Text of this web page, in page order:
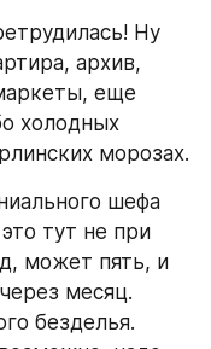
Ну
архив,
еще
холодных
шефа
тут не при
может пять, и
месяц.
безделья.